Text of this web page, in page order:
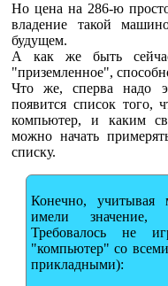
Но цена на 286-ю
владение такой
будущем.
А как же быть
"приземленное",
Что же, сперва надо
появится список того,
компьютер, и каким
можно начать
списку.
Конечно, учитывая
имели значение,
Требовалось не
"компьютер" со
прикладными):